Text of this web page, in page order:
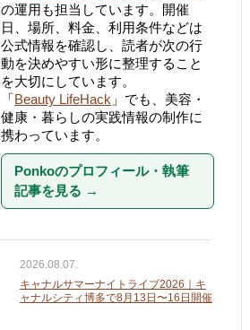
の運用も担当しています。開催
日、場所、料金、利用条件などは
公式情報を確認し、読者が次の行
動を決めやすい形に整理すること
を大切にしています。
「Beauty LifeHack 」でも、美容・
健康・暮らしの実践情報の制作に
携わっています。
Ponkoのプロフィール・執筆
記事を見る →
2026.08.07.
キャナルサマーナイトライブ2026｜キ
ャナルシティ博多で8月13日〜16日開催